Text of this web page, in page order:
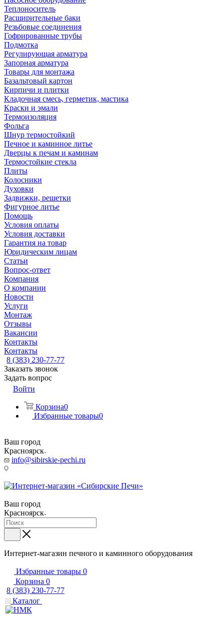
Теплоноситель
Расширительные баки
Резьбовые соединения
Гофрированные трубы
Подмотка
Регулирующая арматура
Запорная арматура
Товары для монтажа
Базальтовый картон
Кирпичи и плитки
Кладочная смесь, герметик, мастика
Краски и эмали
Термоизоляция
Фольга
Шнур термостойкий
Печное и каминное литье
Дверцы к печам и каминам
Термостойкие стекла
Плиты
Колосники
Духовки
Задвижки, решетки
Фигурное литье
Помощь
Условия оплаты
Условия доставки
Гарантия на товар
Юридическим лицам
Статьи
Вопрос-ответ
Компания
О компании
Новости
Услуги
Монтаж
Отзывы
Вакансии
Контакты
Контакты
8 (383) 230-77-77
Заказать звонок
Задать вопрос
Войти
Корзина0
Избранные товары0
Ваш город
Красноярск
info@sibirskie-pechi.ru
Ваш город
Красноярск
Интернет-магазин печного и каминного оборудования
Избранные товары 0
Корзина 0
8 (383) 230-77-77
Каталог